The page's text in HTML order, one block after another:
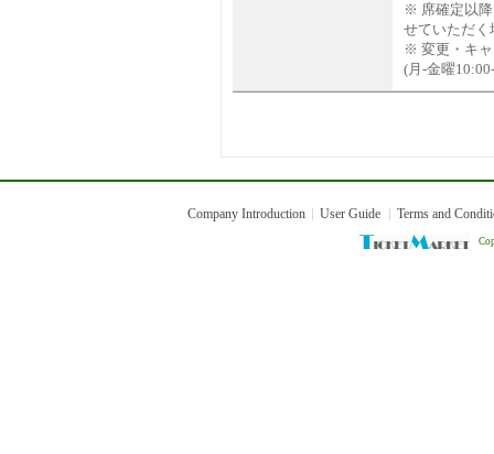
※ 席確定以
せていただく
※ 変更・キ
(月-金曜
Company Introduction User Guide Terms and